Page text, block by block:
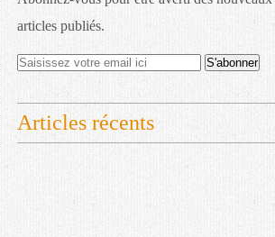
articles publiés.
Articles récents